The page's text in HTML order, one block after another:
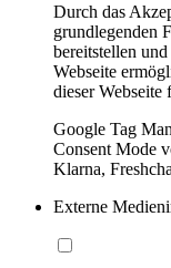
Durch das
grundlegenden
bereitstellen
Webseite
dieser Webseite
Google Tag
Consent Mode
Klarna,
Externe